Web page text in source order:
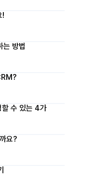
!
는 방법
수 있는 4가
요?